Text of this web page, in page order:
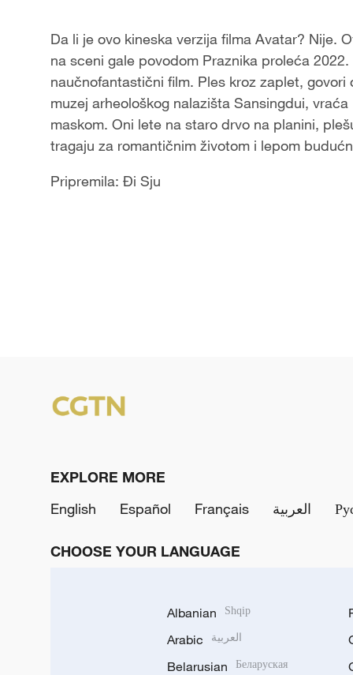
Da li je ovo kineska verzija filma Avatar? Nije.
na sceni gale povodom Praznika proleća
naučnofantastični film. Ples kroz zaplet,
muzej arheološkog nalazišta Sansingdui,
maskom. Oni lete na staro drvo na planini,
tragaju za romantičnim životom i lepom
Pripremila: Đi Sju
EXPLORE MORE
English
Español Français العربية
CHOOSE YOUR LANGUAGE
Albanian Shqip
Arabic العربية
Belarusian Беларуская